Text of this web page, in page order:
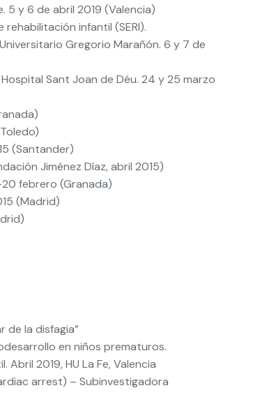
5 y 6 de abril 2019 (Valencia)
infantil (SERI).
Gregorio Marañón. 6 y 7 de
Sant Joan de Déu. 24 y 25 marzo
(Santander)
Jiménez Díaz, abril 2015)
20 febrero (Granada)
(Madrid)
de la disfagia”
en niños prematuros.
2019, HU La Fe, Valencia
arrest) – Subinvestigadora